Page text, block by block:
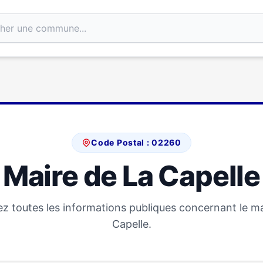
Code Postal : 02260
Maire de La Capelle
toutes les informations publiques concernant le
Capelle.